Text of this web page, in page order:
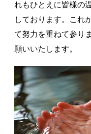
れもひとえに皆様の
しております。これ
て努力を重ねて参り
願いいたします。